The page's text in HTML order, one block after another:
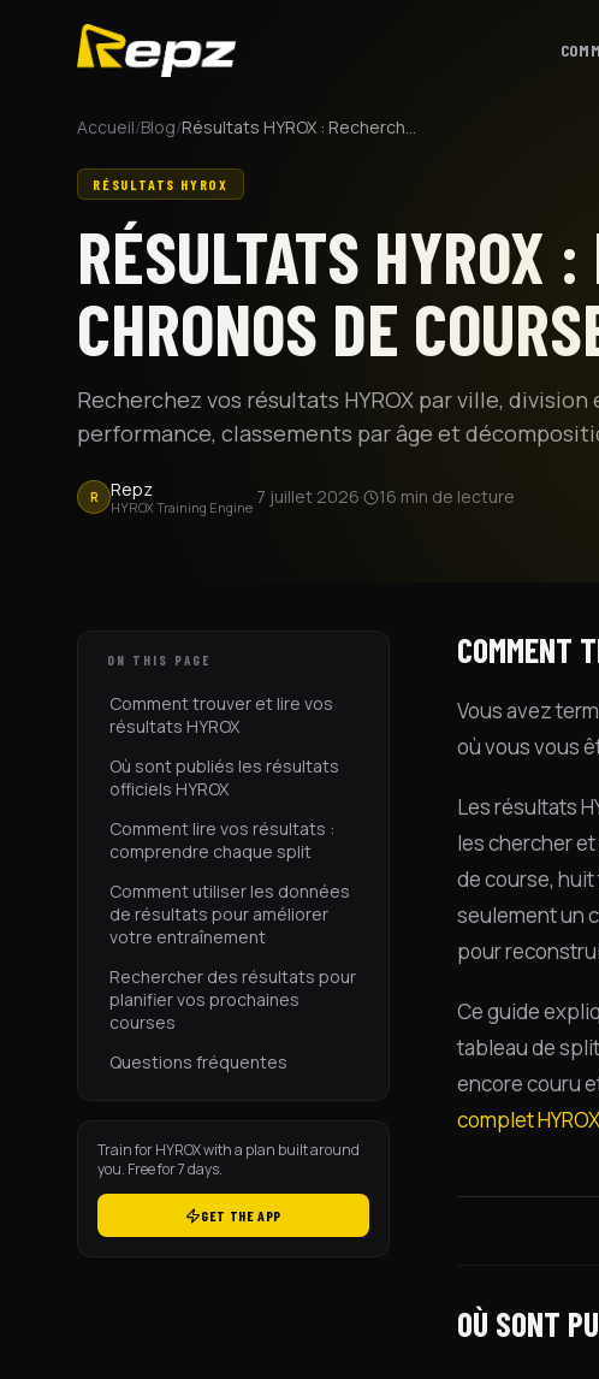
Accueil/Blog/ Résultats HYROX : Recherchez vos chronos de course
RÉSULTATS HYROX
RÉSULTATS HYROX
CHRONOS DE
Recherchez vos résultats HYROX par ville,
performance, classements par âge et
R Repz
HYROX Training Engine·7 juillet 2026· 16 min de lecture
ON THIS PAGE
Comment trouver et lire vos
résultats HYROX
Où sont publiés les résultats
officiels HYROX
Comment lire vos résultats :
comprendre chaque split
Comment utiliser les données
de résultats pour améliorer
votre entraînement
Rechercher des résultats pour
planifier vos prochaines
courses
Questions fréquentes
Train for HYROX with a plan built around
you. Free for 7 days.
GET THE APP
COMMENT
Vous avez
où vous vous
Les résultats
les chercher
de course,
seulement un
pour
Ce guide
tableau de
encore couru
complet HYROX
OÙ SONT